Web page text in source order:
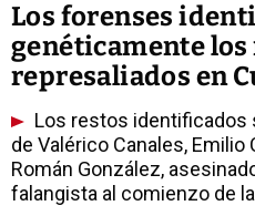
Los forenses
genéticamente
represaliados en
Los restos identificados
de Valérico Canales, Emilio
Román González,
falangista al comienzo de